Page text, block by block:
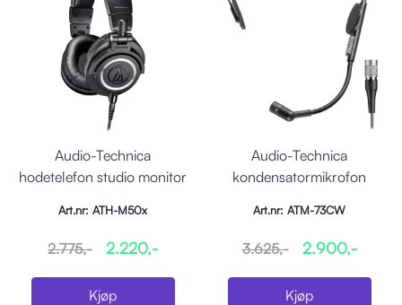
Audio-Technica
hodetelefon studio monitor
Art.nr: ATH-M50x
2.775,- 2.220,-
Kjøp
Audio-Technica
kondensatormikrofon
ATW2000/1100/1
Art.nr: ATM-73CW
3.625,- 2.900,-
Kjøp